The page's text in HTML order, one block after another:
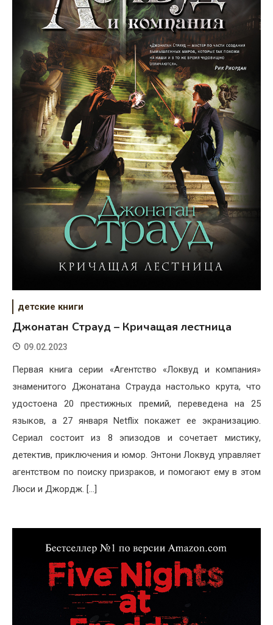
детские книги
Джонатан Страуд – Кричащая лестница
09.02.2023
Первая книга серии «Агентство «Локвуд и компания»
знаменитого Джонатана Страуда настолько крута, что
удостоена 20 престижных премий, переведена на 25
языков, а 27 января Netflix покажет ее экранизацию.
Сериал состоит из 8 эпизодов и сочетает мистику,
детектив, приключения и юмор. Энтони Локвуд управляет
агентством по поиску призраков, и помогают ему в этом
Люси и Джордж. […]